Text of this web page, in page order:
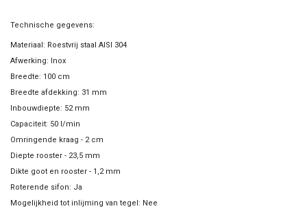
Technische gegevens:
Materiaal: Roestvrij staal AISI 304
Afwerking: Inox
Breedte: 100 cm
Breedte afdekking: 31 mm
Inbouwdiepte: 52 mm
Capaciteit: 50 l/min
Omringende kraag - 2 cm
Diepte rooster - 23,5 mm
Dikte goot en rooster - 1,2 mm
Roterende sifon: Ja
Mogelijkheid tot inlijming van tegel: Nee